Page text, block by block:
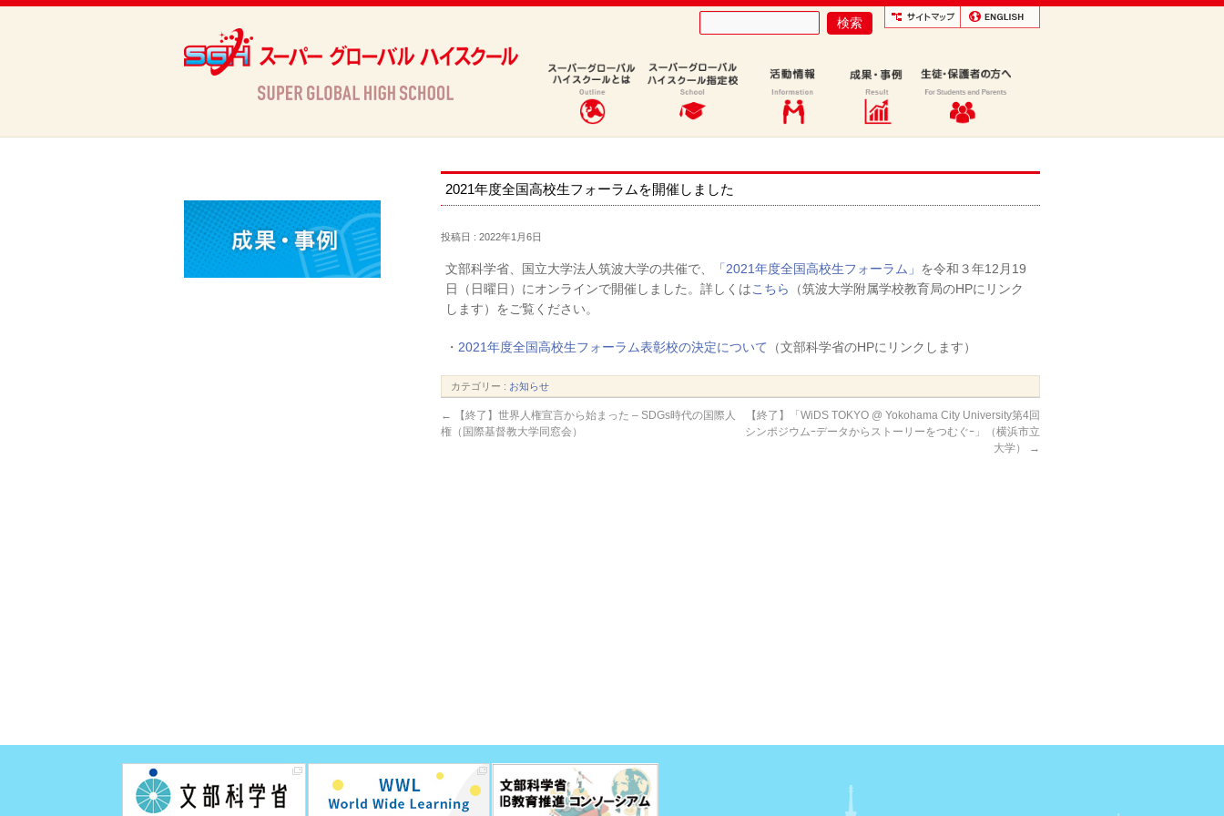
2021年度全国高校生フォーラムを開催しました
2021年度全国高校生フォーラムを開催しました
投稿日 : 2022年1月6日
文部科学省、国立大学法人筑波大学の共催で、 「2021年度全国高校生フォーラム」 を令和３年12月19
日（日曜日）にオンラインで開催しました。詳しくはこちら
（筑波大学附属学校教育局のHPにリンク
します）をご覧ください。
・ 2021年度全国高校生フォーラム表彰校の決定について （文部科学省のHPにリンクします）
カテゴリー : お知らせ
←
【終了】世界人権宣言から始まった – SDGs時代の国際人
権（国際基督教大学同窓会）
【終了】「WiDS TOKYO @ Yokohama City University第4回
シンポジウムｰデータからストーリーをつむぐｰ」（横浜市立
大学）
→